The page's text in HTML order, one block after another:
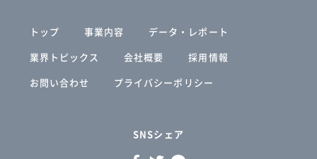
トップ 事業内容
データ・レポート
業界トピックス
会社概要
採用情報
お問い合わせ
プライバシーポリシー
SNSシェア